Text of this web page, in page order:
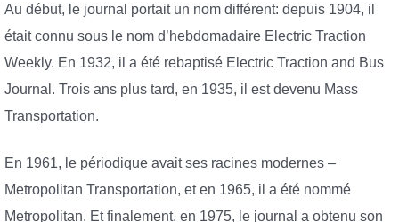
Au début, le journal portait un nom différent: depuis 1904, il
était connu sous le nom d’hebdomadaire Electric Traction
Weekly. En 1932, il a été rebaptisé Electric Traction and Bus
Journal. Trois ans plus tard, en 1935, il est devenu Mass
Transportation.
En 1961, le périodique avait ses racines modernes –
Metropolitan Transportation, et en 1965, il a été nommé
Metropolitan. Et finalement, en 1975, le journal a obtenu son